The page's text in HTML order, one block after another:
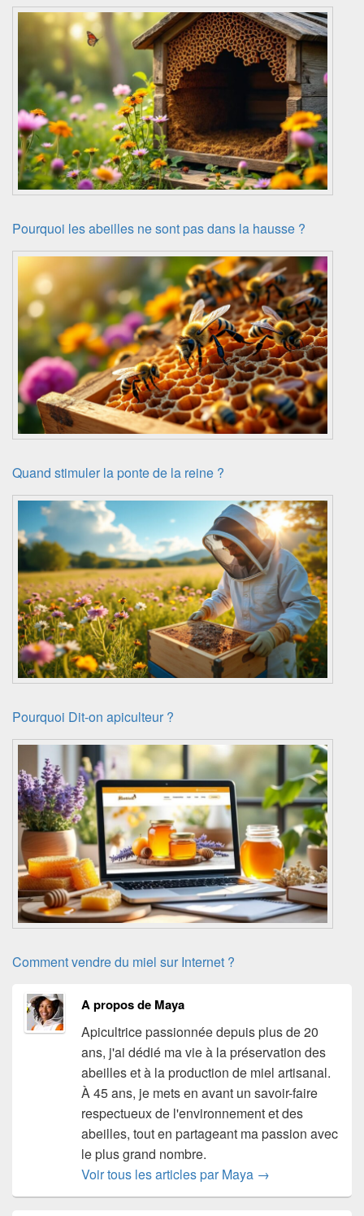
Pourquoi les abeilles ne sont pas dans la hausse ?
Quand stimuler la ponte de la reine ?
Pourquoi Dit-on apiculteur ?
Comment vendre du miel sur Internet ?
A propos de Maya
Apicultrice passionnée depuis plus de 20
ans, j'ai dédié ma vie à la préservation des
abeilles et à la production de miel artisanal.
À 45 ans, je mets en avant un savoir-faire
respectueux de l'environnement et des
abeilles, tout en partageant ma passion avec
le plus grand nombre.
Voir tous les articles par Maya →